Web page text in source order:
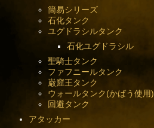
簡易シリーズ
石化タンク
ユグドラシルタンク
石化ユグドラシル
聖騎士タンク
ファフニールタンク
巌窟王タンク
ウォールタンク(かばう使用)
回避タンク
アタッカー